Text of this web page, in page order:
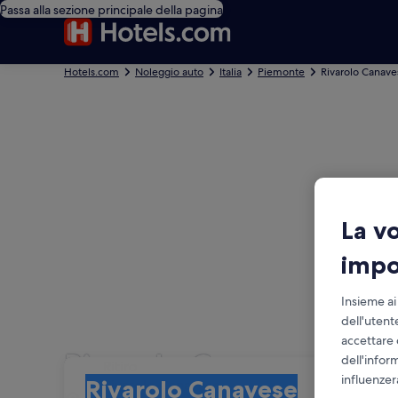
Passa alla sezione principale della pagina
Hotels.com Noleggio auto Italia Piemonte Rivarolo
Rivarolo Canavese:
Rivarolo Canavese
La
Insieme
accettare